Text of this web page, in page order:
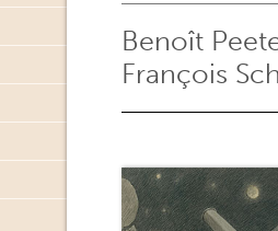
Benoît
François